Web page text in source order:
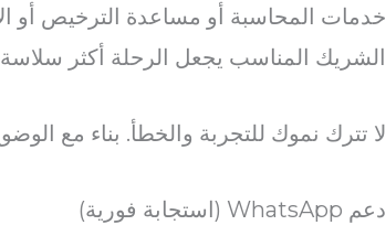
خدمات المحاسبة أو مساعدة الترخيص أو
الشريك المناسب يجعل الرحلة أكثر سلاسة
لا تترك نموك للتجربة والخطأ. بناء مع
دعم WhatsApp (استجابة فورية)